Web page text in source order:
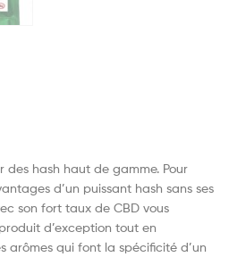
des hash haut de gamme. Pour
d’un puissant hash sans ses
son fort taux de CBD vous
d’exception tout en
arômes qui font la spécificité d’un